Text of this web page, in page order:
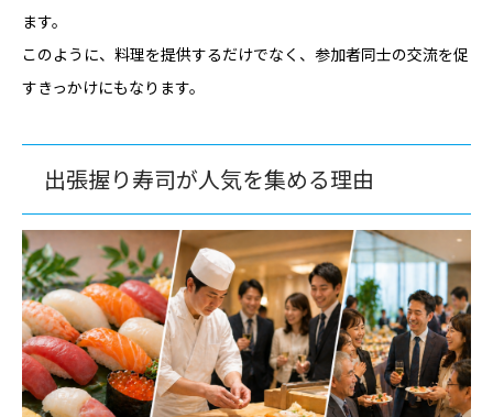
ます。
このように、料理を提供するだけでなく、参加者同士の交流を促
すきっかけにもなります。
出張握り寿司が人気を集める理由